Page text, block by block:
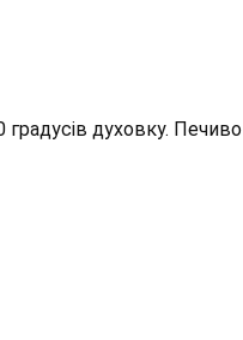
градусів духовку. Печиво